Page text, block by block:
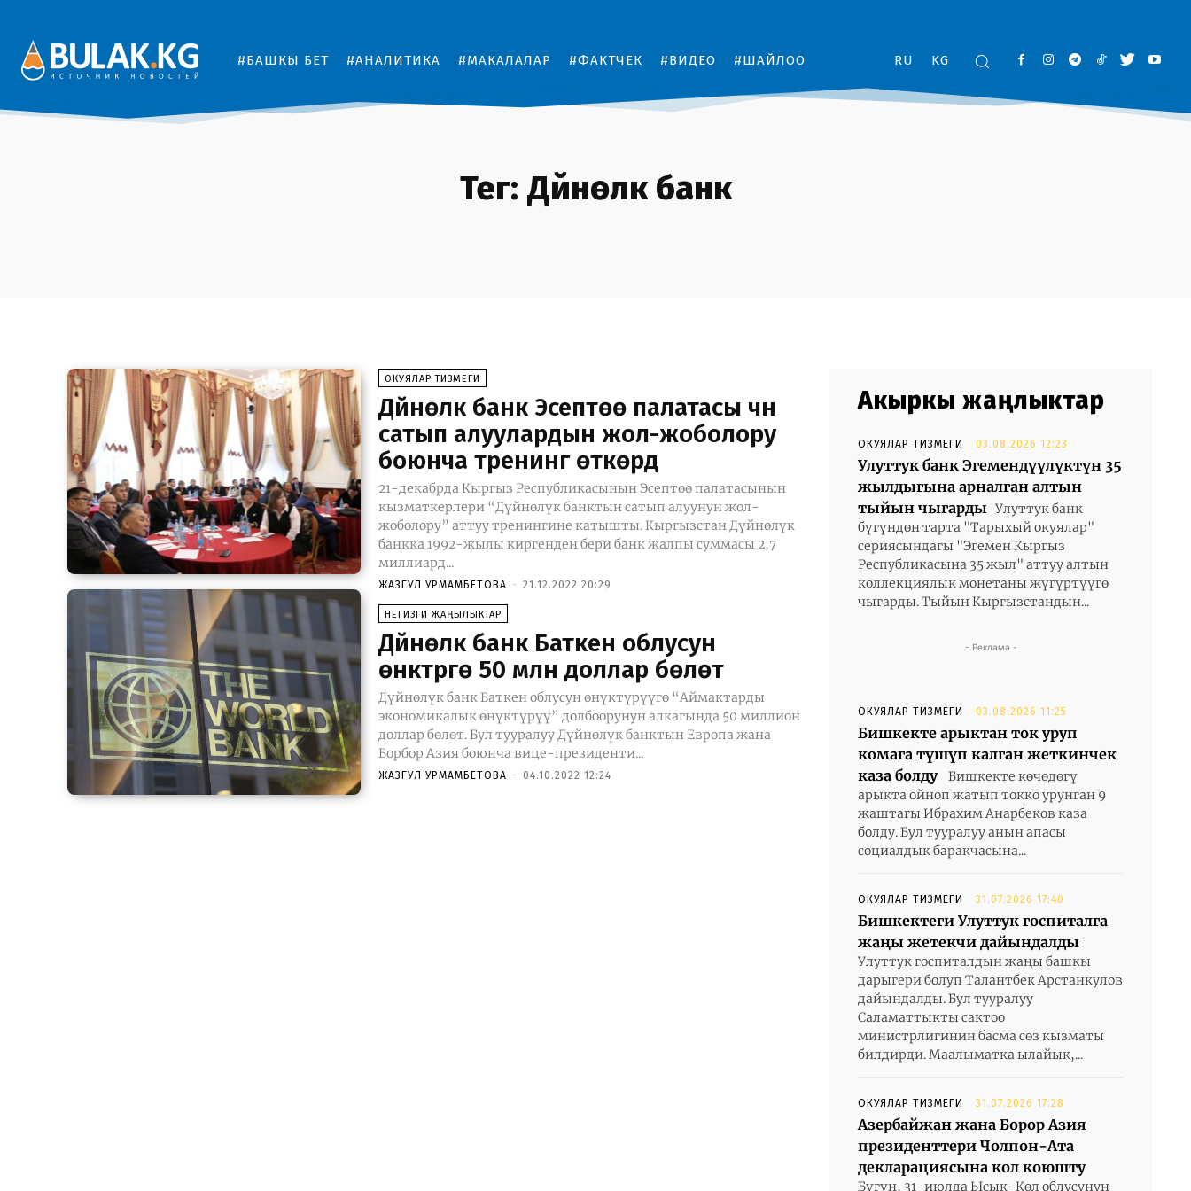
#БАШКЫ БЕТ #АНАЛИТИКА #МАКАЛАЛАР #ФАКТЧЕК #ВИДЕО #ШАЙЛОО RU KG
Тег: Дүйнөлүк банк
ОКУЯЛАР ТИЗМЕГИ
Дүйнөлүк банк Эсептөө палатасы үчүн
сатып алуулардын жол-жоболору
боюнча тренинг өткөрдү
21-декабрда Кыргыз Республикасынын Эсептөө палатасынын
кызматкерлери “Дүйнөлүк банктын сатып алуунун жол-
жоболору” аттуу тренингине катышты. Кыргызстан Дүйнөлүк
банкка 1992-жылы киргенден бери банк жалпы суммасы 2,7
миллиард...
ЖАЗГУЛ УРМАМБЕТОВА - 21.12.2022 20:29
НЕГИЗГИ ЖАҢЫЛЫКТАР
Дүйнөлүк банк Баткен облусун
өнүктүрүүгө 50 млн доллар бөлөт
Дүйнөлүк банк Баткен облусун өнүктүрүүгө “Аймактарды
экономикалык өнүктүрүү” долбоорунун алкагында 50 миллион
доллар бөлөт. Бул тууралуу Дүйнөлүк банктын Европа жана
Борбор Азия боюнча вице-президенти...
ЖАЗГУЛ УРМАМБЕТОВА - 04.10.2022 12:24
Акыркы жаңлыктар
ОКУЯЛАР ТИЗМЕГИ 03.08.2026 12:23
Улуттук банк Эгемендүүлүктүн 35
жылдыгына арналган алтын
тыйын чыгарды Улуттук банк
бүгүндөн тарта "Тарыхый окуялар"
сериясындагы "Эгемен Кыргыз
Республикасына 35 жыл" аттуу алтын
коллекциялык монетаны жүгүртүүгө
чыгарды. Тыйын Кыргызстандын...
- Реклама -
ОКУЯЛАР ТИЗМЕГИ 03.08.2026 11:25
Бишкекте арыктан ток уруп
комага түшүп калган жеткинчек
каза болду
Бишкекте көчөдөгү
арыкта ойноп жатып токко урунган 9
жаштагы Ибрахим Анарбеков каза
болду. Бул тууралуу анын апасы
социалдык баракчасына...
ОКУЯЛАР ТИЗМЕГИ 31.07.2026 17:40
Бишкектеги Улуттук госпиталга
жаңы жетекчи дайындалды
Улуттук госпиталдын жаңы башкы
дарыгери болуп Талантбек Арстанкулов
дайындалды. Бул тууралуу
Саламаттыкты сактоо
министрлигинин басма сөз кызматы
билдирди. Маалыматка ылайык,...
ОКУЯЛАР ТИЗМЕГИ 31.07.2026 17:28
Азербайжан жана Борор Азия
президенттери Чолпон-Ата
декларациясына кол коюшту
Бүгүн, 31-июлда Ысык-Көл облусунун